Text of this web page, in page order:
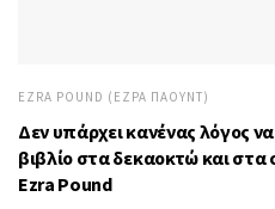
EZRA POUND (ΈΖΡΑ ΠΆΟΥΝΤ)
Δεν υπάρχει κανένας λόγος
βιβλίο στα δεκαοκτώ και
Ezra Pound